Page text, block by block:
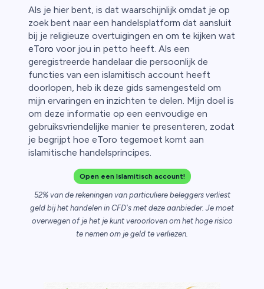
Als je hier bent, is dat waarschijnlijk omdat je op
zoek bent naar een handelsplatform dat aansluit
bij je religieuze overtuigingen en om te kijken wat
eToro voor jou in petto heeft. Als een
geregistreerde handelaar die persoonlijk de
functies van een islamitisch account heeft
doorlopen, heb ik deze gids samengesteld om
mijn ervaringen en inzichten te delen. Mijn doel is
om deze informatie op een eenvoudige en
gebruiksvriendelijke manier te presenteren, zodat
je begrijpt hoe eToro tegemoet komt aan
islamitische handelsprincipes.
Open een Islamitisch account!
52% van de rekeningen van particuliere beleggers verliest
geld bij het handelen in CFD's met deze aanbieder. Je moet
overwegen of je het je kunt veroorloven om het hoge risico
te nemen om je geld te verliezen.